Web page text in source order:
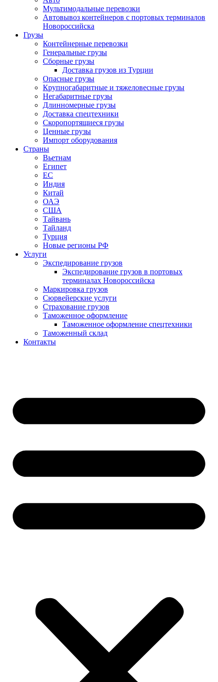
Мультимодальные перевозки
Автовывоз контейнеров с портовых терминалов
Новороссийска
Грузы
Контейнерные перевозки
Генеральные грузы
Сборные грузы
Доставка грузов из Турции
Опасные грузы
Крупногабаритные и тяжеловесные грузы
Негабаритные грузы
Длинномерные грузы
Доставка спецтехники
Скоропортящиеся грузы
Ценные грузы
Импорт оборудования
Страны
Вьетнам
Египет
ЕС
Индия
Китай
ОАЭ
США
Тайвань
Тайланд
Турция
Новые регионы РФ
Услуги
Экспедирование грузов
Экспедирование грузов в портовых
терминалах Новороссийска
Маркировка грузов
Сюрвейерские услуги
Страхование грузов
Таможенное оформление
Таможенное оформление спецтехники
Таможенный склад
Контакты